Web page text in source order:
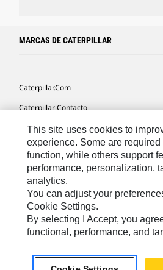
MARCAS DE CATERPILLAR
Caterpillar.com
Caterpillar Contacto
Mis Preferencias De Marketing
Site Map
Cookie Settings
Legal
Privacy
US- Español© 2026 Caterpillar. Todos los
This site uses cookies to
experience. Some are required
function, while others support
performance, personalization,
analytics.
You can adjust your
Cookie Settings.
By selecting I Accept, you
functional, performance, and